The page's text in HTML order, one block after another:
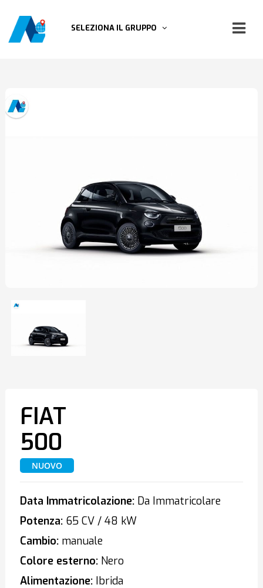
SELEZIONA IL GRUPPO
FIAT
500
NUOVO
Data Immatricolazione:Da Immatricolare
Potenza:65 CV / 48 kW
Cambio:manuale
Colore esterno:Nero
Alimentazione:Ibrida